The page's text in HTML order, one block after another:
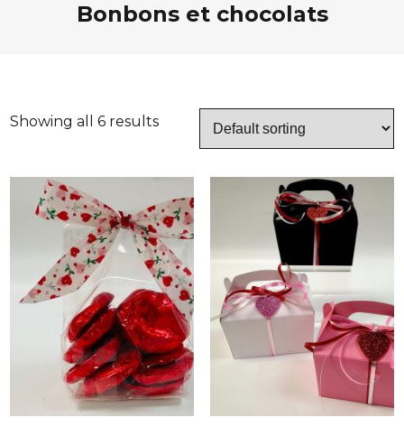
Bonbons et chocolats
Showing all 6 results